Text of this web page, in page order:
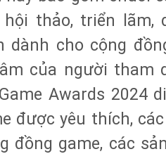
thảo, triển lãm,
dành cho cộng
của người tham
Awards 2024
được yêu thích,
đồng game, các